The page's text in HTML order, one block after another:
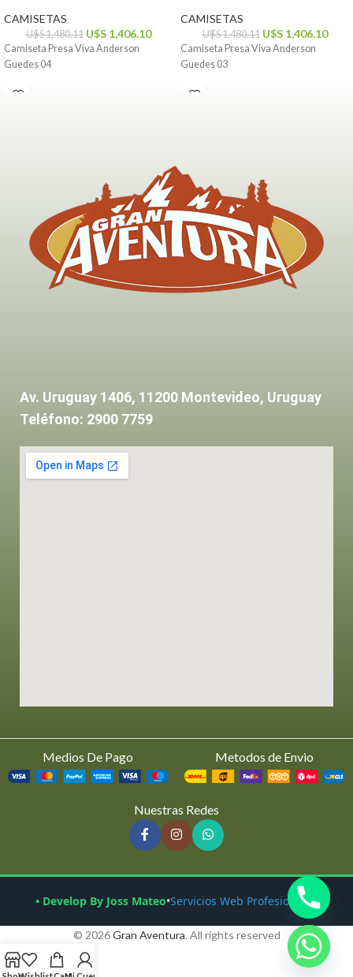
CAMISETAS
U$S1,480.11 U$S 1,406.10
Camiseta Presa Viva Anderson
Guedes 04
CAMISETAS
U$S1,480.11 U$S 1,406.10
Camiseta Presa Viva Anderson
Guedes 03
Av. Uruguay 1406, 11200 Montevideo, Uruguay
Teléfono: 2900 7759
Medios De Pago Metodos de Envio
Nuestras Redes
• Develop By Joss Mateo•Servicios Web Profesionales
© 2026Gran Aventura. All rights reserved